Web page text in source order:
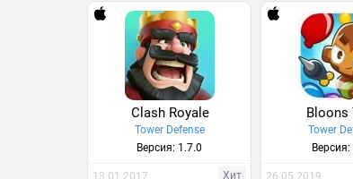
Clash Royale
Tower Defense
Версия: 1.7.0
13.01.2017 Хит
Bloons
Tower
Версия:
26.05.2019